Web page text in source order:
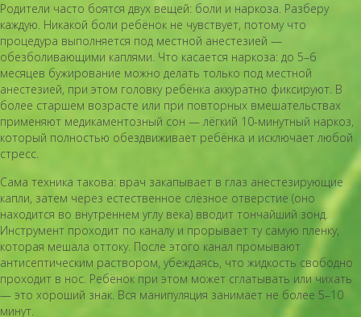
Родители часто боятся двух вещей: боли и наркоза. Разберу
каждую. Никакой боли ребёнок не чувствует, потому что
процедура выполняется под местной анестезией —
обезболивающими каплями. Что касается наркоза: до 5–6
месяцев бужирование можно делать только под местной
анестезией, при этом головку ребёнка аккуратно фиксируют. В
более старшем возрасте или при повторных вмешательствах
применяют медикаментозный сон — лёгкий 10-минутный наркоз,
который полностью обездвиживает ребёнка и исключает любой
стресс.
Сама техника такова: врач закапывает в глаз анестезирующие
капли, затем через естественное слёзное отверстие (оно
находится во внутреннем углу века) вводит тончайший зонд.
Инструмент проходит по каналу и прорывает ту самую пленку,
которая мешала оттоку. После этого канал промывают
антисептическим раствором, убеждаясь, что жидкость свободно
проходит в нос. Ребёнок при этом может сглатывать или чихать
— это хороший знак. Вся манипуляция занимает не более 5–10
минут.